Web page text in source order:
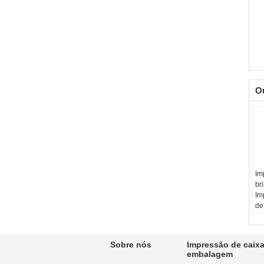
Sobre nós
Impressão de
embalagem